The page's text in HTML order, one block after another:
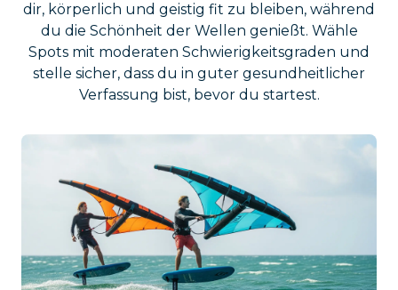
dir, körperlich und geistig fit zu bleiben, während
du die Schönheit der Wellen genießt. Wähle
Spots mit moderaten Schwierigkeitsgraden und
stelle sicher, dass du in guter gesundheitlicher
Verfassung bist, bevor du startest.